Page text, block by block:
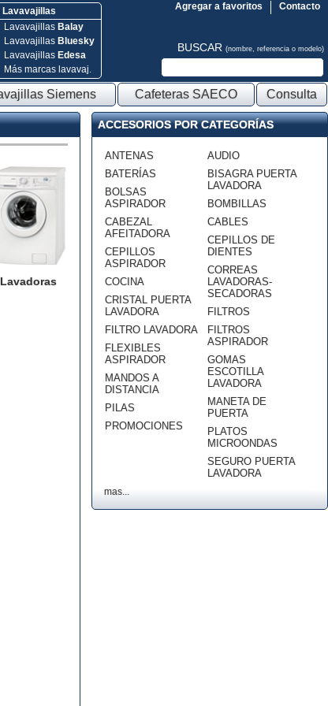
Lavavajillas
Lavavajillas Balay
Lavavajillas Bluesky
Lavavajillas Edesa
Más marcas lavavaj.
Contacto
Agregar a favoritos
BUSCAR (nombre, referencia o modelo)
Siemens Cafeteras SAECO Consulta
Lavadoras
ACCESORIOS POR CATEGORÍAS
ANTENAS
BATERÍAS
BOLSAS
ASPIRADOR
CABEZAL
AFEITADORA
CEPILLOS
ASPIRADOR
COCINA
CRISTAL PUERTA
LAVADORA
FILTRO LAVADORA
FLEXIBLES
ASPIRADOR
MANDOS A
DISTANCIA
PILAS
PROMOCIONES
AUDIO
BISAGRA PUERTA
LAVADORA
BOMBILLAS
CABLES
CEPILLOS DE
DIENTES
CORREAS
LAVADORAS-
SECADORAS
FILTROS
FILTROS
ASPIRADOR
GOMAS
ESCOTILLA
LAVADORA
MANETA DE
PUERTA
PLATOS
MICROONDAS
SEGURO PUERTA
LAVADORA
mas...